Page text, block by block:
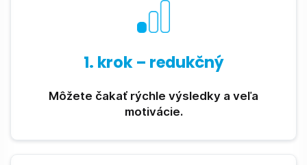
1. krok – redukčný
Môžete čakať rýchle výsledky a veľa
motivácie.